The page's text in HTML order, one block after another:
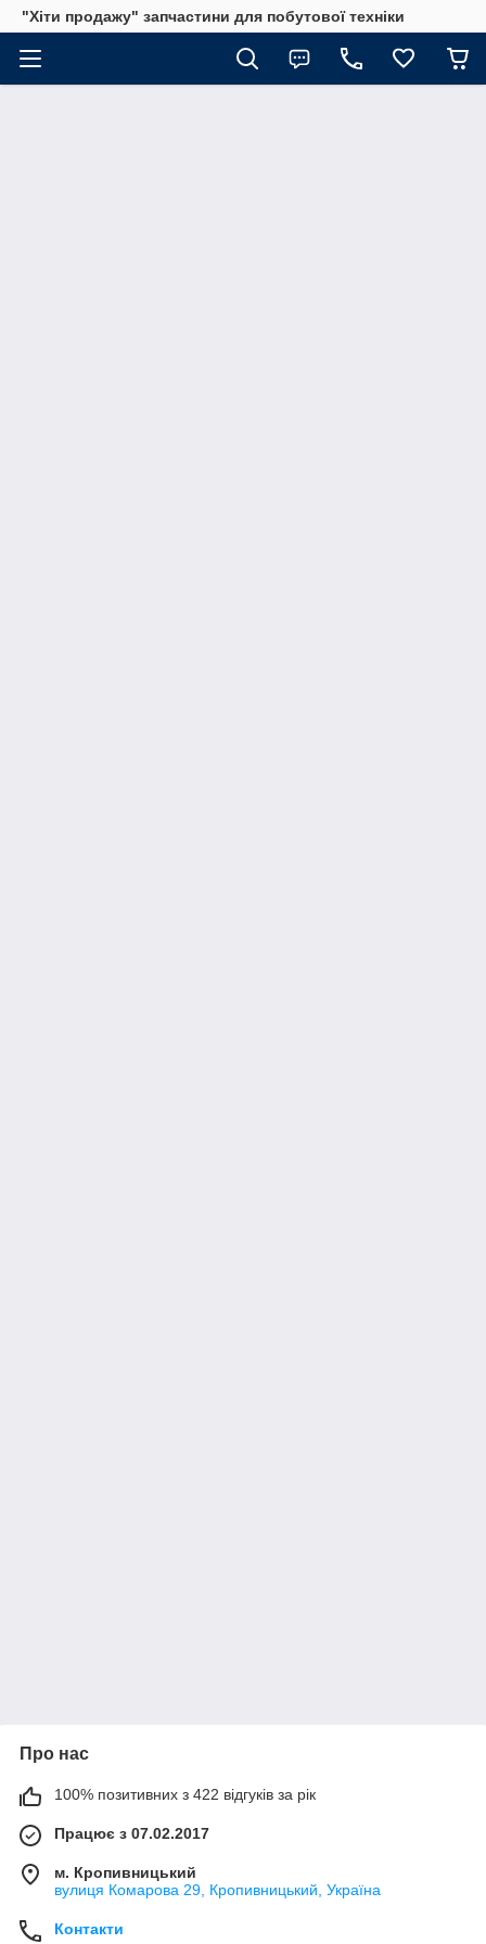
"Хіти продажу" запчастини для побутової техніки
Про нас
100% позитивних з 422 відгуків за рік
Працює з 07.02.2017
м. Кропивницький
вулиця Комарова 29, Кропивницький, Україна
Контакти